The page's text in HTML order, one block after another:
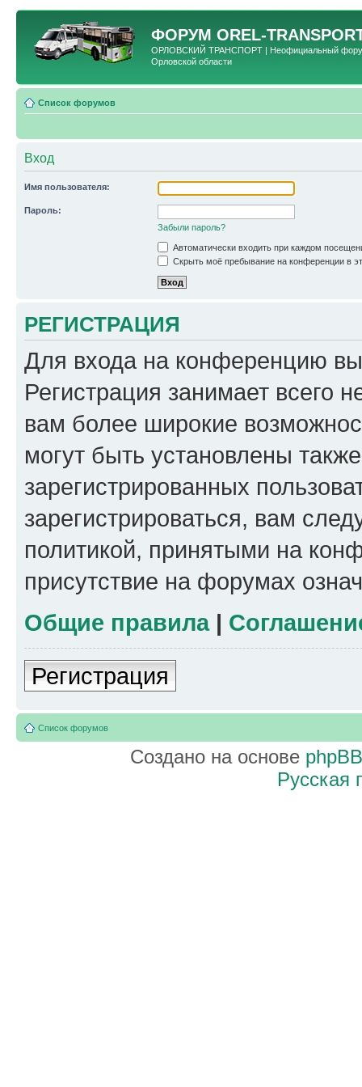
ФОРУМ OREL-
ОРЛОВСКИЙ ТРАНСПОРТ | Неофициальный форум
Орловской области
Список форумов
Вход
Имя пользователя:
Пароль:
Забыли пароль?
Автоматически входить при каждом
Скрыть моё пребывание на конференции в
РЕГИСТРАЦИЯ
Для входа на конференцию
Регистрация занимает всего
вам более широкие
могут быть установлены
зарегистрированных
зарегистрироваться, вам
политикой, принятыми на
присутствие на форумах
Общие правила|
Регистрация
Список форумов
Создано на основе phpBB
Русская